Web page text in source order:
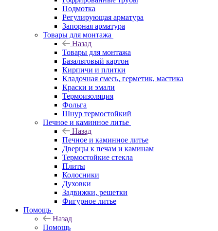
Подмотка
Регулирующая арматура
Запорная арматура
Товары для монтажа
Назад
Товары для монтажа
Базальтовый картон
Кирпичи и плитки
Кладочная смесь, герметик, мастика
Краски и эмали
Термоизоляция
Фольга
Шнур термостойкий
Печное и каминное литье
Назад
Печное и каминное литье
Дверцы к печам и каминам
Термостойкие стекла
Плиты
Колосники
Духовки
Задвижки, решетки
Фигурное литье
Помощь
Назад
Помощь